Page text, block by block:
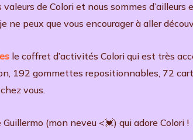
de Colori et nous sommes
ne peux que vous encourager à aller
le coffret d’activités Colori qui est très
192 gommettes repositionnables, 72
vous.
(mon neveu <💓) qui adore Colori !